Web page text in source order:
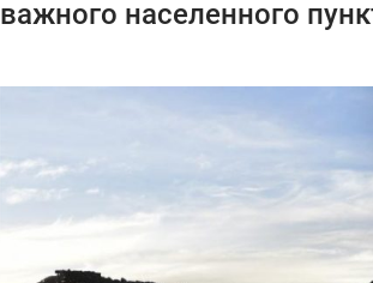
важного населенного